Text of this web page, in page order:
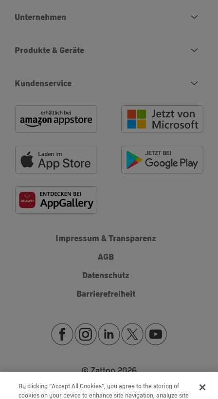
Unternehmen
Produkte & Geräte
Kundenservice
Impressum & Transparenz
AGB
Datenschutz
Barrierefreiheit
© Zattoo2026
By clicking “Accept All Cookies”, you agree to the storing of
cookies on your device to enhance site navigation, analyze site